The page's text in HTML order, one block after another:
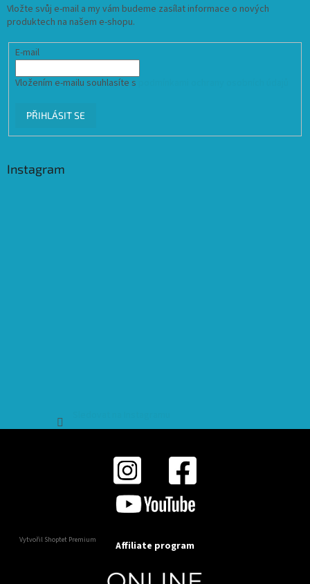
Vložte svůj e-mail a my vám budeme zasílat informace o nových
produktech na našem e-shopu.
E-mail
Vložením e-mailu souhlasíte s
PŘIHLÁSIT SE
Instagram
Vytvořil Shoptet Premium Affiliate program